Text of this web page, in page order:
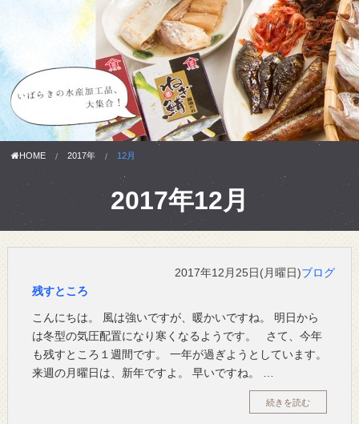
HOME 2017年 12月
2017年12月
2017年12月25日(月曜日)ブログ
残すところ
こんにちは。 風は強いですが、暖かいですね。 明日から
は冬型の気圧配置になり寒くなるようです。 さて、今年
も残すところ１週間です。 一年が過ぎようとしています。
来週の月曜日は、新年ですよ。 早いですね。 …
続きを読む